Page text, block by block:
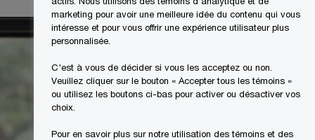
marketing pour avoir une meilleure idée du contenu qui vous
intéresse et pour vous offrir une expérience utilisateur plus
personnalisée.
C'est à vous de décider si vous les acceptez ou non.
Veuillez cliquer sur le bouton « Accepter tous les témoins »
ou utilisez les boutons ci-bas pour activer ou désactiver vos
choix.
Pour en savoir plus sur notre utilisation des témoins et des